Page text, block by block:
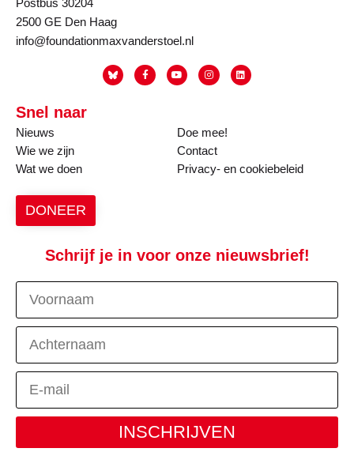
Postbus 30204
2500 GE Den Haag
info@foundationmaxvanderstoel.nl
Snel naar
Nieuws
Wie we zijn
Wat we doen
Doe mee!
Contact
Privacy- en cookiebeleid
DONEER
Schrijf je in voor onze nieuwsbrief!
INSCHRIJVEN